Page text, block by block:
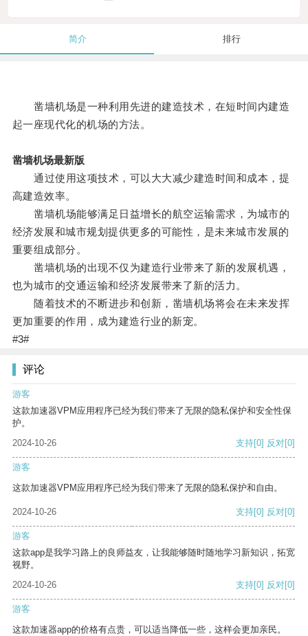
简介 排行
凿墙机场是一种利用先进的建造技术，在短时间内建造
起一座现代化的机场的方法。
凿墙机场最新版
通过使用这项技术，可以大大减少建造时间和成本，提
高建造效率。
凿墙机场能够满足日益增长的航空运输需求，为城市的
经济发展和城市规划提供更多的可能性，是未来城市发展的
重要组成部分。
凿墙机场的出现不仅为建造行业带来了新的发展机遇，
也为城市的交通运输和经济发展带来了新的活力。
随着技术的不断进步和创新，凿墙机场将会在未来发挥
更加重要的作用，成为建造行业的新宠。
#3#
评论
游客
这款加速器VPM应用程序已经为我们带来了无限的隐私保护和安全性保
护。
2024-10-26
支持[0] 反对[0]
游客
这款加速器VPM应用程序已经为我们带来了无限的隐私保护和自由。
2024-10-26 支持[0] 反对[0]
游客
这款app是我学习路上的良师益友，让我能够随时随地学习新知识，拓宽
视野。
2024-10-26
支持[0] 反对[0]
游客
这款加速器app的价格有点贵，可以适当降低一些，这样会更加亲民。